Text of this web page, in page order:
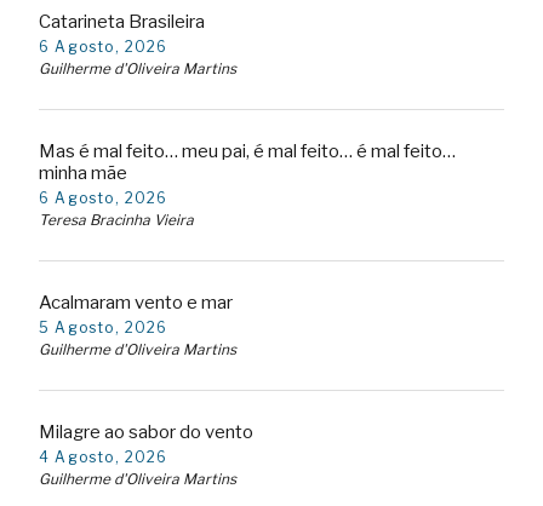
Catarineta Brasileira
6 Agosto, 2026
Guilherme d'Oliveira Martins
Mas é mal feito… meu pai, é mal feito… é mal feito…
minha mãe
6 Agosto, 2026
Teresa Bracinha Vieira
Acalmaram vento e mar
5 Agosto, 2026
Guilherme d'Oliveira Martins
Milagre ao sabor do vento
4 Agosto, 2026
Guilherme d'Oliveira Martins